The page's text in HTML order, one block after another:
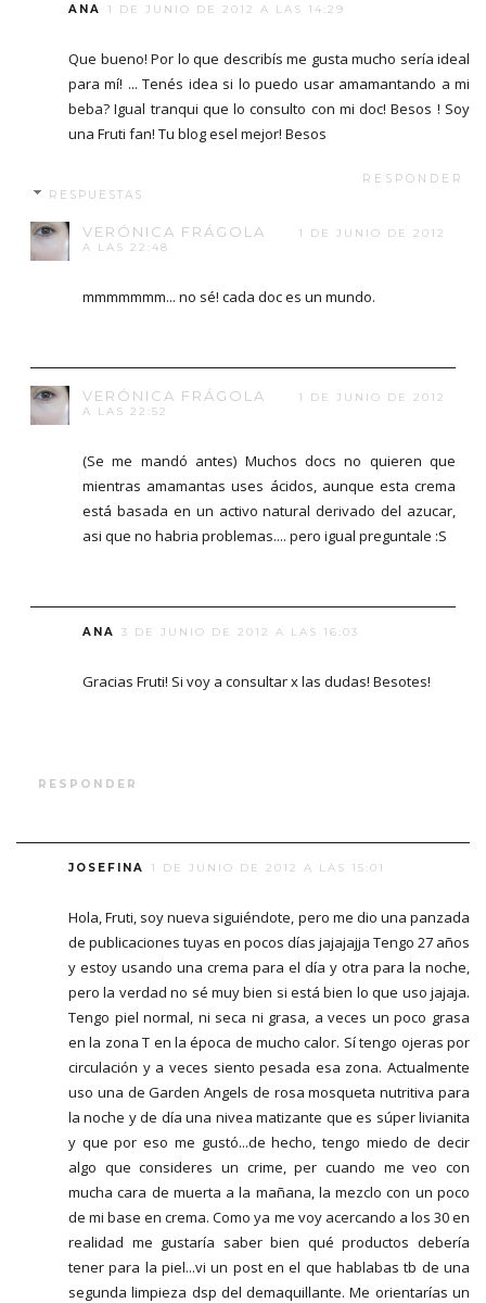
ANA 1 DE JUNIO DE 2012 A LAS 14:29
Que bueno! Por lo que describís me gusta mucho sería ideal
para mí! ... Tenés idea si lo puedo usar amamantando a mi
beba? Igual tranqui que lo consulto con mi doc! Besos ! Soy
una Fruti fan! Tu blog esel mejor! Besos
RESPONDER
RESPUESTAS
VERÓNICA FRÁGOLA
1 DE JUNIO DE 2012
A LAS 22:48
mmmmmmm... no sé! cada doc es un mundo.
VERÓNICA FRÁGOLA
1 DE JUNIO DE 2012
A LAS 22:52
(Se me mandó antes) Muchos docs no quieren que
mientras amamantas uses ácidos, aunque esta crema
está basada en un activo natural derivado del azucar,
asi que no habria problemas.... pero igual preguntale :S
ANA 3 DE JUNIO DE 2012 A LAS 16:03
Gracias Fruti! Si voy a consultar x las dudas! Besotes!
RESPONDER
JOSEFINA 1 DE JUNIO DE 2012 A LAS 15:01
Hola, Fruti, soy nueva siguiéndote, pero me dio una panzada
de publicaciones tuyas en pocos días jajajajja Tengo 27 años
y estoy usando una crema para el día y otra para la noche,
pero la verdad no sé muy bien si está bien lo que uso jajaja.
Tengo piel normal, ni seca ni grasa, a veces un poco grasa
en la zona T en la época de mucho calor. Sí tengo ojeras por
circulación y a veces siento pesada esa zona. Actualmente
uso una de Garden Angels de rosa mosqueta nutritiva para
la noche y de día una nivea matizante que es súper livianita
y que por eso me gustó...de hecho, tengo miedo de decir
algo que consideres un crime, per cuando me veo con
mucha cara de muerta a la mañana, la mezclo con un poco
de mi base en crema. Como ya me voy acercando a los 30 en
realidad me gustaría saber bien qué productos debería
tener para la piel...vi un post en el que hablabas tb de una
segunda limpieza dsp del demaquillante. Me orientarías un